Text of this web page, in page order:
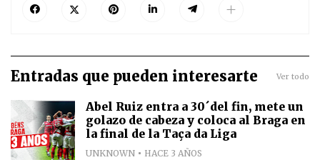
Entradas que pueden interesarte Ver todo
Abel Ruiz entra a 30´del fin, mete un
golazo de cabeza y coloca al Braga en
la final de la Taça da Liga
UNKNOWN HACE 3 AÑOS